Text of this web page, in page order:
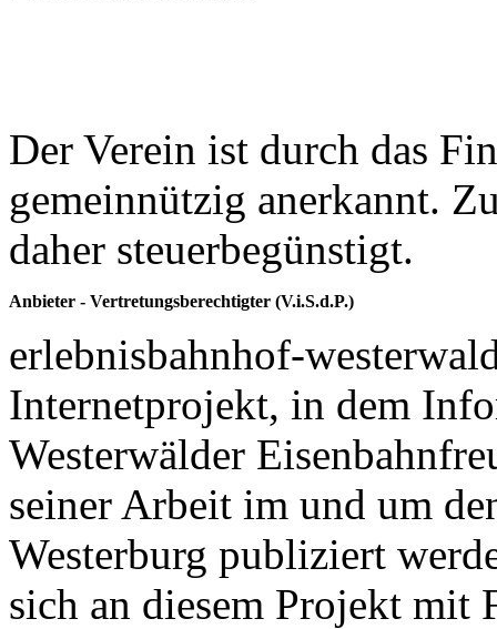
Der Verein ist durch das
gemeinnützig anerkannt.
daher steuerbegünstigt.
Anbieter - Vertretungsberechtigter (V.i.S.d.P.)
erlebnisbahnhof-
Internetprojekt, in dem
Westerwälder
seiner Arbeit im und um
Westerburg publiziert
sich an diesem Projekt mit